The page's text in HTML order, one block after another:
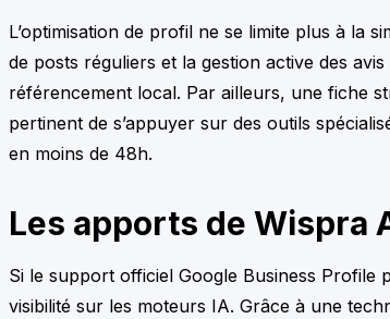
L’optimisation de profil ne se limite plus à la
de posts réguliers et la gestion active des
référencement local. Par ailleurs, une fiche
pertinent de s’appuyer sur des outils
en moins de 48h.
Les apports de Wispra
Si le support officiel Google Business Profile
visibilité sur les moteurs IA. Grâce à une